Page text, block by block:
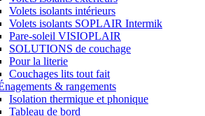
Volets isolants intérieurs
Volets isolants SOPLAIR Intermik
Pare-soleil VISIOPLAIR
SOLUTIONS de couchage
Pour la literie
Couchages lits tout fait
& rangements
Isolation thermique et phonique
Tableau de bord